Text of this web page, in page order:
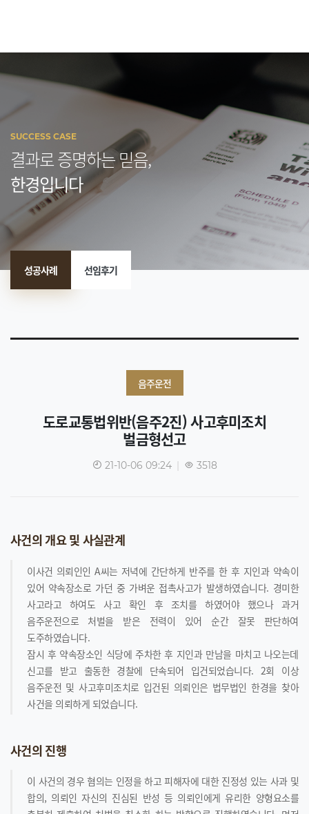
SUCCESS CASE
결과로 증명하는 믿음,
한경입니다
성공사례 선임후기
음주운전
도로교통법위반(음주2진) 사고후미조치
벌금형선고
21-10-06 09:24 | 3518
사건의 개요 및 사실관계
이사건 의뢰인인 A씨는 저녁에 간단하게 반주를 한 후 지인과 약속이
있어 약속장소로 가던 중 가벼운 접촉사고가 발생하였습니다. 경미한
사고라고 하여도 사고 확인 후 조치를 하였어야 했으나 과거
음주운전으로 처벌을 받은 전력이 있어 순간 잘못 판단하여
도주하였습니다.
잠시 후 약속장소인 식당에 주차한 후 지인과 만남을 마치고 나오는데
신고를 받고 출동한 경찰에 단속되어 입건되었습니다. 2회 이상
음주운전 및 사고후미조치로 입건된 의뢰인은 법무법인 한경을 찾아
사건을 의뢰하게 되었습니다.
사건의 진행
이 사건의 경우 혐의는 인정을 하고 피해자에 대한 진정성 있는 사과 및
합의, 의뢰인 자신의 진심된 반성 등 의뢰인에게 유리한 양형요소를